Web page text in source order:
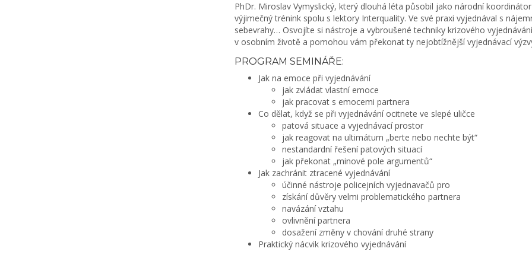
PhDr. Miroslav Vymyslický, který dlouhá léta působil jako národní
výjimečný trénink spolu s lektory Interquality. Ve své praxi vyjednával s
sebevrahy… Osvojíte si nástroje a vybroušené techniky krizového
v osobním životě a pomohou vám překonat ty nejobtížnější vyjednávací
PROGRAM SEMINÁŘE:
Jak na emoce při vyjednávání
jak zvládat vlastní emoce
jak pracovat s emocemi partnera
Co dělat, když se při vyjednávání ocitnete ve slepé uličce
patová situace a vyjednávací prostor
jak reagovat na ultimátum „berte nebo nechte být“
nestandardní řešení patových situací
jak překonat „minové pole argumentů“
Jak zachránit ztracené vyjednávání
účinné nástroje policejních vyjednavačů pro
získání důvěry velmi problematického partnera
navázání vztahu
ovlivnění partnera
dosažení změny v chování druhé strany
Praktický nácvik krizového vyjednávání